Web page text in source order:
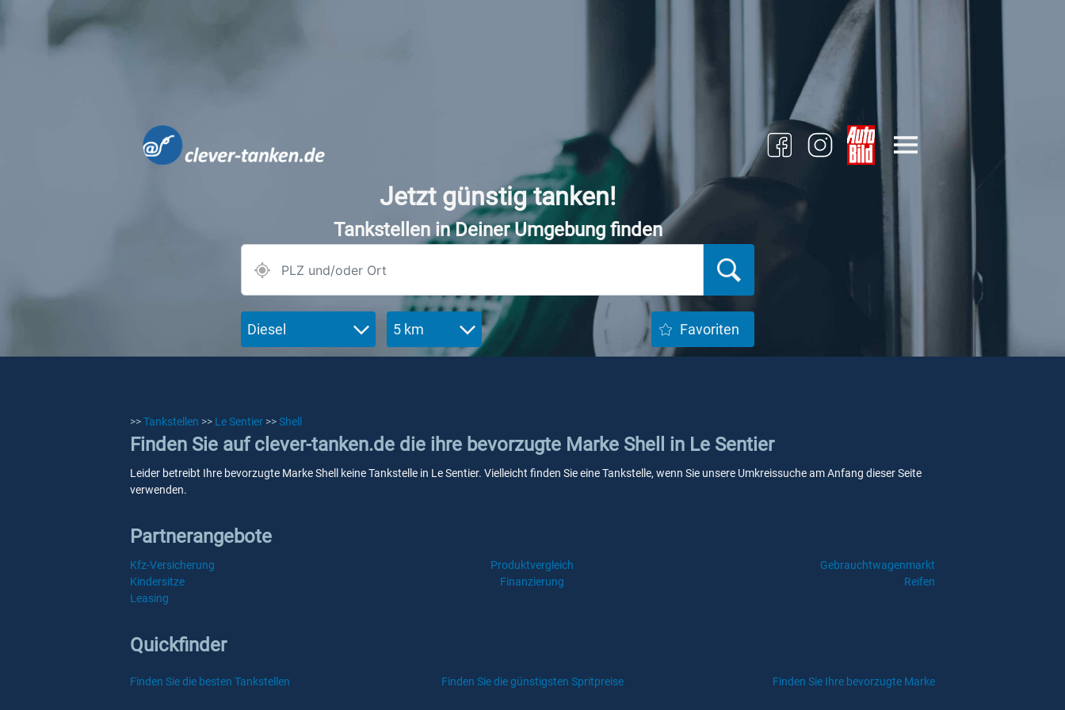
Jetzt günstig tanken!
Tankstellen in Deiner Umgebung finden
Diesel 5 km Favoriten
>>Tankstellen >> Le Sentier >>Shell
Finden Sie auf clever-tanken.de die ihre bevorzugte Marke Shell in Le Sentier
Leider betreibt Ihre bevorzugte Marke Shell keine Tankstelle in Le Sentier. Vielleicht finden Sie eine Tankstelle, wenn Sie unsere Umkreissuche am Anfang dieser Seite
verwenden.
Partnerangebote
Kfz-Versicherung Produktvergleich
Gebrauchtwagenmarkt
Kindersitze
Finanzierung
Reifen
Leasing
Quickfinder
Finden Sie die besten Tankstellen Finden Sie die günstigsten Spritpreise Finden Sie Ihre bevorzugte Marke